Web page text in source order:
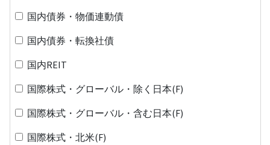
国内債券・物価連動債
国内債券・転換社債
国内REIT
国際株式・グローバル・除く日本(F)
国際株式・グローバル・含む日本(F)
国際株式・北米(F)